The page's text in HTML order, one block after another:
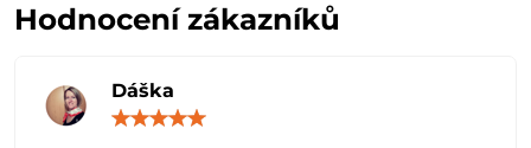
Hodnocení zákazníků
Dáška